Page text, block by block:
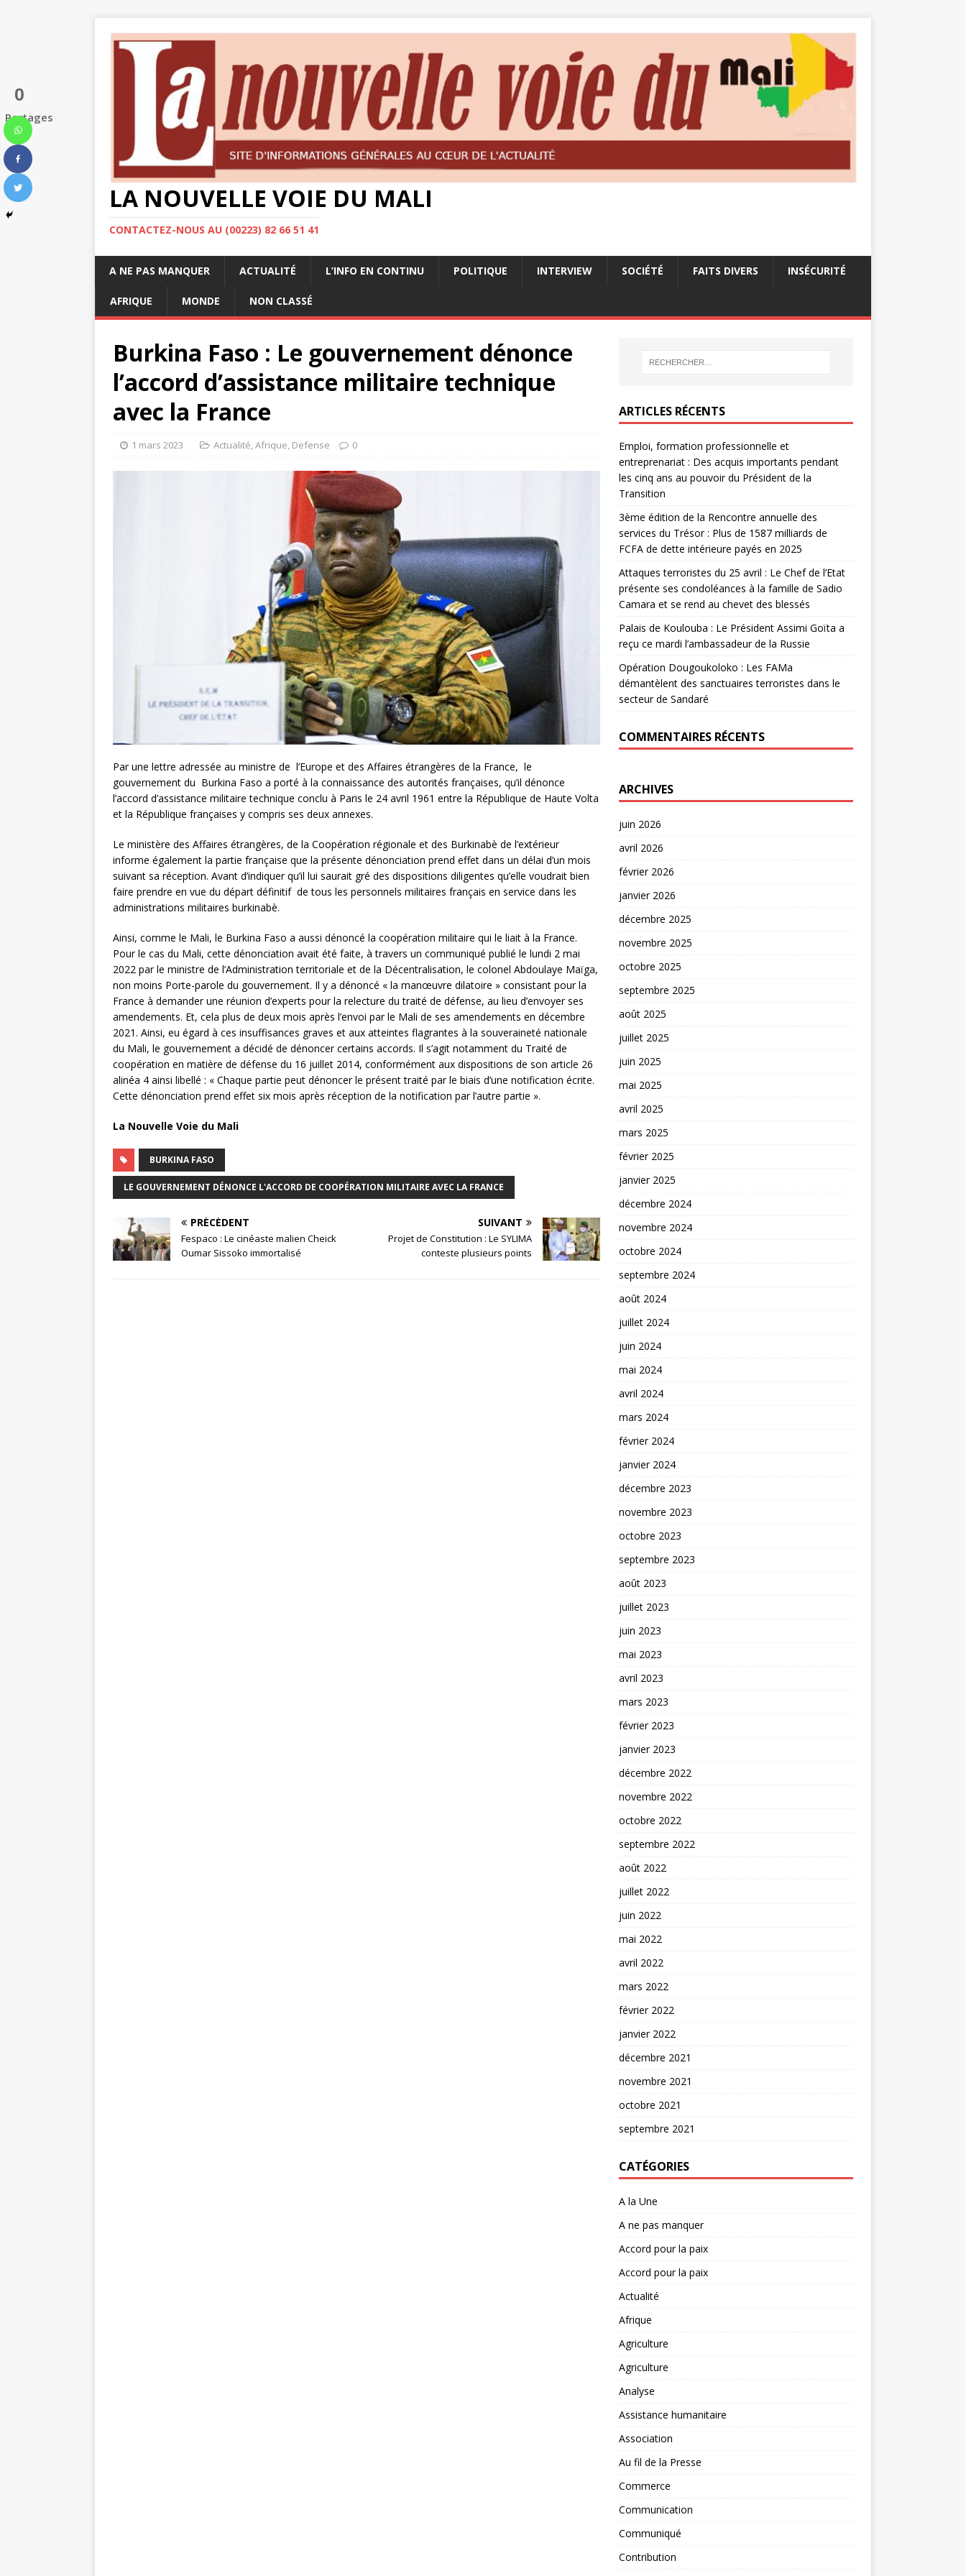
LA NOUVELLE VOIE DU MALI
CONTACTEZ-NOUS AU (00223) 82 66 51 41
A NE PAS MANQUER ACTUALITÉ L’INFO EN CONTINU POLITIQUE INTERVIEW SOCIÉTÉ FAITS DIVERS INSÉCURITÉ
AFRIQUE MONDE NON CLASSÉ
Burkina Faso : Le gouvernement dénonce
l’accord d’assistance militaire technique
avec la France
1 mars 2023 Actualité,Afrique, Defense 0
Par une lettre adressée au ministre de l’Europe et des Affaires étrangères de la France, le
gouvernement du Burkina Faso a porté à la connaissance des autorités françaises, qu’il dénonce
l’accord d’assistance militaire technique conclu à Paris le 24 avril 1961 entre la République de Haute Volta
et la République françaises y compris ses deux annexes.
Le ministère des Affaires étrangères, de la Coopération régionale et des Burkinabè de l’extérieur
informe également la partie française que la présente dénonciation prend effet dans un délai d’un mois
suivant sa réception. Avant d’indiquer qu’il lui saurait gré des dispositions diligentes qu’elle voudrait bien
faire prendre en vue du départ définitif de tous les personnels militaires français en service dans les
administrations militaires burkinabè.
Ainsi, comme le Mali, le Burkina Faso a aussi dénoncé la coopération militaire qui le liait à la France.
Pour le cas du Mali, cette dénonciation avait été faite, à travers un communiqué publié le lundi 2 mai
2022 par le ministre de l’Administration territoriale et de la Décentralisation, le colonel Abdoulaye Maïga,
non moins Porte-parole du gouvernement. Il y a dénoncé « la manœuvre dilatoire » consistant pour la
France à demander une réunion d’experts pour la relecture du traité de défense, au lieu d’envoyer ses
amendements. Et, cela plus de deux mois après l’envoi par le Mali de ses amendements en décembre
2021. Ainsi, eu égard à ces insuffisances graves et aux atteintes flagrantes à la souveraineté nationale
du Mali, le gouvernement a décidé de dénoncer certains accords. Il s’agit notamment du Traité de
coopération en matière de défense du 16 juillet 2014, conformément aux dispositions de son article 26
alinéa 4 ainsi libellé : « Chaque partie peut dénoncer le présent traité par le biais d’une notification écrite.
Cette dénonciation prend effet six mois après réception de la notification par l’autre partie ».
La Nouvelle Voie du Mali
0
Partages
BURKINA FASO
LE GOUVERNEMENT DÉNONCE L'ACCORD DE COOPÉRATION MILITAIRE AVEC LA FRANCE
PRÉCÉDENT
Fespaco : Le cinéaste malien Cheick
Oumar Sissoko immortalisé
SUIVANT
Projet de Constitution : Le SYLIMA
conteste plusieurs points
ARTICLES RÉCENTS
Emploi, formation professionnelle et
entreprenariat : Des acquis importants pendant
les cinq ans au pouvoir du Président de la
Transition
3ème édition de la Rencontre annuelle des
services du Trésor : Plus de 1587 milliards de
FCFA de dette intérieure payés en 2025
Attaques terroristes du 25 avril : Le Chef de l’Etat
présente ses condoléances à la famille de Sadio
Camara et se rend au chevet des blessés
Palais de Koulouba : Le Président Assimi Goïta a
reçu ce mardi l’ambassadeur de la Russie
Opération Dougoukoloko : Les FAMa
démantèlent des sanctuaires terroristes dans le
secteur de Sandaré
COMMENTAIRES RÉCENTS
ARCHIVES
juin 2026
avril 2026
février 2026
janvier 2026
décembre 2025
novembre 2025
octobre 2025
septembre 2025
août 2025
juillet 2025
juin 2025
mai 2025
avril 2025
mars 2025
février 2025
janvier 2025
décembre 2024
novembre 2024
octobre 2024
septembre 2024
août 2024
juillet 2024
juin 2024
mai 2024
avril 2024
mars 2024
février 2024
janvier 2024
décembre 2023
novembre 2023
octobre 2023
septembre 2023
août 2023
juillet 2023
juin 2023
mai 2023
avril 2023
mars 2023
février 2023
janvier 2023
décembre 2022
novembre 2022
octobre 2022
septembre 2022
août 2022
juillet 2022
juin 2022
mai 2022
avril 2022
mars 2022
février 2022
janvier 2022
décembre 2021
novembre 2021
octobre 2021
septembre 2021
CATÉGORIES
A la Une
A ne pas manquer
Accord pour la paix
Accord pour la paix
Actualité
Afrique
Agriculture
Agriculture
Analyse
Assistance humanitaire
Association
Au fil de la Presse
Commerce
Communication
Communiqué
Contribution